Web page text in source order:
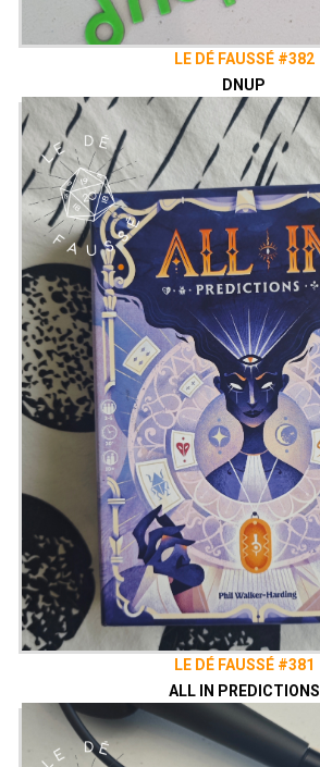
LE DÉ FAUSSÉ #382
DNUP
LE DÉ FAUSSÉ #381
ALL IN PREDICTIONS